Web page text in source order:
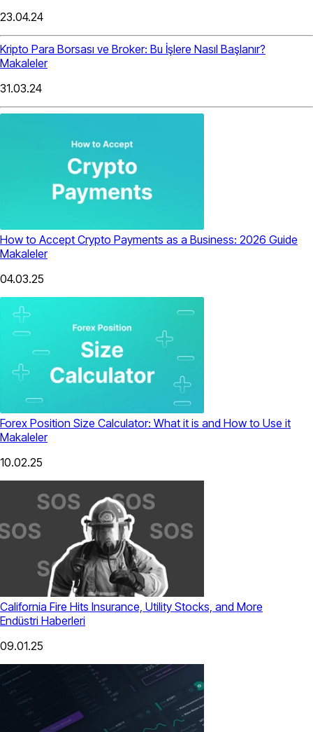
23.04.24
Kripto Para Borsası ve Broker: Bu İşlere Nasıl Başlanır?
Makaleler
31.03.24
How to Accept Crypto Payments as a Business: 2026 Guide
Makaleler
04.03.25
Forex Position Size Calculator: What it is and How to Use it
Makaleler
10.02.25
California Fire Hits Insurance, Utility Stocks, and More
Endüstri Haberleri
09.01.25